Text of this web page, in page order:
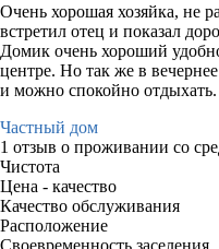
Очень хорошая хозяйка, не
встретил отец и показал
Домик очень хороший
центре. Но так же в
и можно спокойно
Частный дом
1 отзыв о проживании со
Чистота
Цена - качество
Качество обслуживания
Расположение
Своевременность заселения